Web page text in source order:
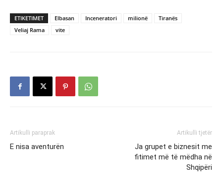
ETIKETIMET Elbasan Inceneratori milionë
Tiranës
Veliaj Rama
vite
Artikulli paraprak
E nisa aventurën
Artikulli tjetër
Ja grupet e biznesit me
fitimet më të mëdha në
Shqipëri